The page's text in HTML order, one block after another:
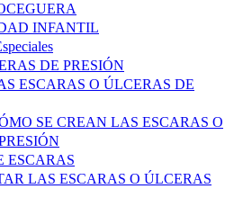
INFANTIL
DE PRESIÓN
ESCARAS O ÚLCERAS DE
SE CREAN LAS ESCARAS O
ESCARAS
LAS ESCARAS O ÚLCERAS